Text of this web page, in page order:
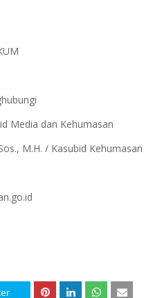
Media dan Kehumasan
M.H. / Kasubid Kehumasan